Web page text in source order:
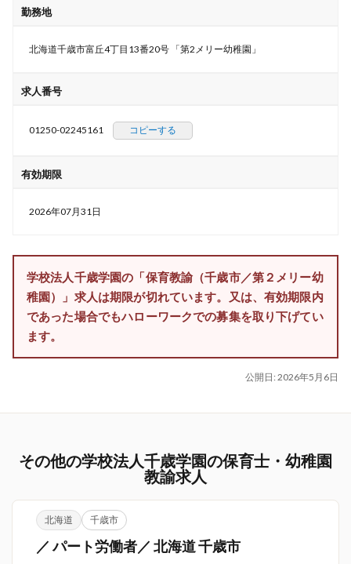
勤務地
北海道千歳市富丘4丁目13番20号 「第2メリー幼稚園」
求人番号
01250-02245161 コピーする
有効期限
2026年07月31日
学校法人千歳学園の「保育教諭（千歳市／第２メリー幼
稚園）」求人は期限が切れています。又は、有効期限内
であった場合でもハローワークでの募集を取り下げてい
ます。
公開日: 2026年5月6日
その他の学校法人千歳学園の保育士・幼稚園
教諭求人
北海道 千歳市
／ パート労働者／ 北海道 千歳市